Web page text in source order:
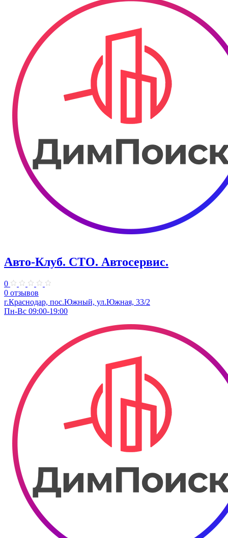
Авто-Клуб. СТО. Автосервис.
0
0 отзывов
г.Краснодар, пос.Южный, ул.Южная, 33/2
Пн-Вс 09:00-19:00